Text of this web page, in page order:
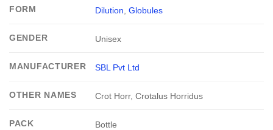
FORM Dilution ,Globules
GENDER Unisex
MANUFACTURER SBL Pvt Ltd
OTHER NAMES Crot Horr, Crotalus Horridus
PACK Bottle